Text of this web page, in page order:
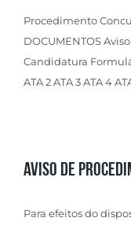
Procedimento
DOCUMENTOS
Candidatura
ATA 2 ATA 3 ATA 4
Aviso de
Para efeitos do